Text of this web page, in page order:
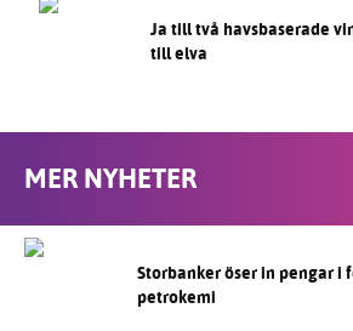
Ja till två havsbaserade
till elva
MER NYHETER
Storbanker öser in pengar i
petrokemi